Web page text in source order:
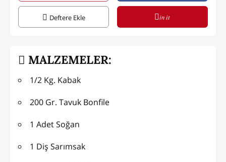
Deftere Ekle in it
MALZEMELER:
1/2 Kg. Kabak
200 Gr. Tavuk Bonfile
1 Adet Soğan
1 Diş Sarımsak